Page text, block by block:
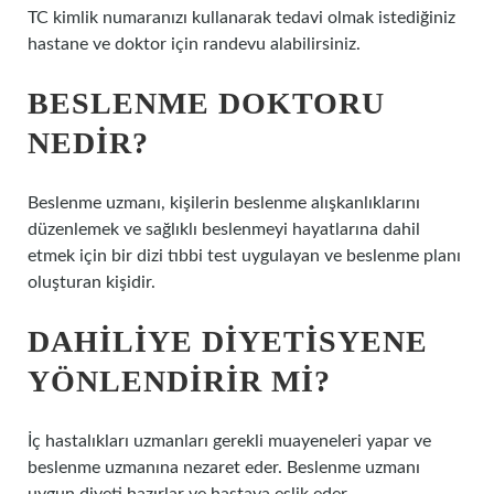
TC kimlik numaranızı kullanarak tedavi olmak istediğiniz
hastane ve doktor için randevu alabilirsiniz.
BESLENME DOKTORU
NEDIR?
Beslenme uzmanı, kişilerin beslenme alışkanlıklarını
düzenlemek ve sağlıklı beslenmeyi hayatlarına dahil
etmek için bir dizi tıbbi test uygulayan ve beslenme planı
oluşturan kişidir.
DAHILIYE DIYETISYENE
YÖNLENDIRIR MI?
İç hastalıkları uzmanları gerekli muayeneleri yapar ve
beslenme uzmanına nezaret eder. Beslenme uzmanı